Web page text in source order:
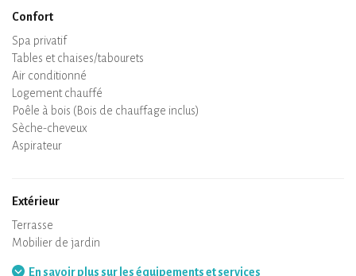
Confort
Spa privatif
Sauna privatif
Tables et chaises/tabourets
Air conditionné
Logement chauffé
Poêle à bois (Bois de chauffage inclus)
Cheminée
Wifi
TV
Sèche-cheveux
Fer à repasser
Lave-linge
Aspirateur
Extérieur
Terrasse
Mobilier de jardin
En savoir plus sur les équipements et services